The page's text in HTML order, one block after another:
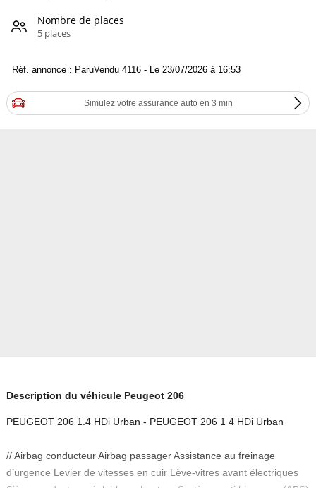
Nombre de places
5 places
Réf. annonce : ParuVendu 4116 - Le 23/07/2026 à 16:53
Simulez votre assurance auto en 3 min
Description du véhicule Peugeot 206
PEUGEOT 206 1.4 HDi Urban - PEUGEOT 206 1 4 HDi Urban
// Airbag conducteur Airbag passager Assistance au freinage
d’urgence Levier de vitesses en cuir Lève-vitres avant électriques